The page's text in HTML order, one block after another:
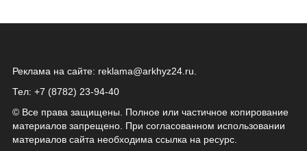
Реклама на сайте: reklama@arkhyz24.ru
Тел: +7 (8782) 23‑94‑40
© Все права защищены. Полное или частичное копирование
материалов запрещено. При согласованном использовании
материалов сайта необходима ссылка на ресурс.